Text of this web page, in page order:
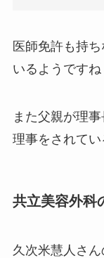
医師免許も持
いるようですね
また父親が理
理事をされてい
共立美容外科
久次米慧人さ